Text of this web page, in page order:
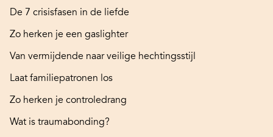
De 7 crisisfasen in de liefde
Zo herken je een gaslighter
Van vermijdende naar veilige hechtingsstijl
Laat familiepatronen los
Zo herken je controledrang
Wat is traumabonding?